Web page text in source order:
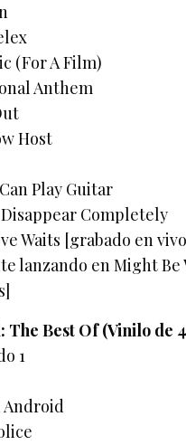
(For A Film)
Anthem
Host
Play Guitar
Disappear Completely
Waits [grabado en
lanzando en Might Be
The Best Of (Vinilo de
1
Android